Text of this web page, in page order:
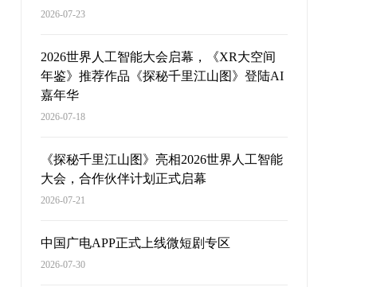
2026-07-23
2026世界人工智能大会启幕，《XR大空间
年鉴》推荐作品《探秘千里江山图》登陆AI
嘉年华
2026-07-18
《探秘千里江山图》亮相2026世界人工智能
大会，合作伙伴计划正式启幕
2026-07-21
中国广电APP正式上线微短剧专区
2026-07-30